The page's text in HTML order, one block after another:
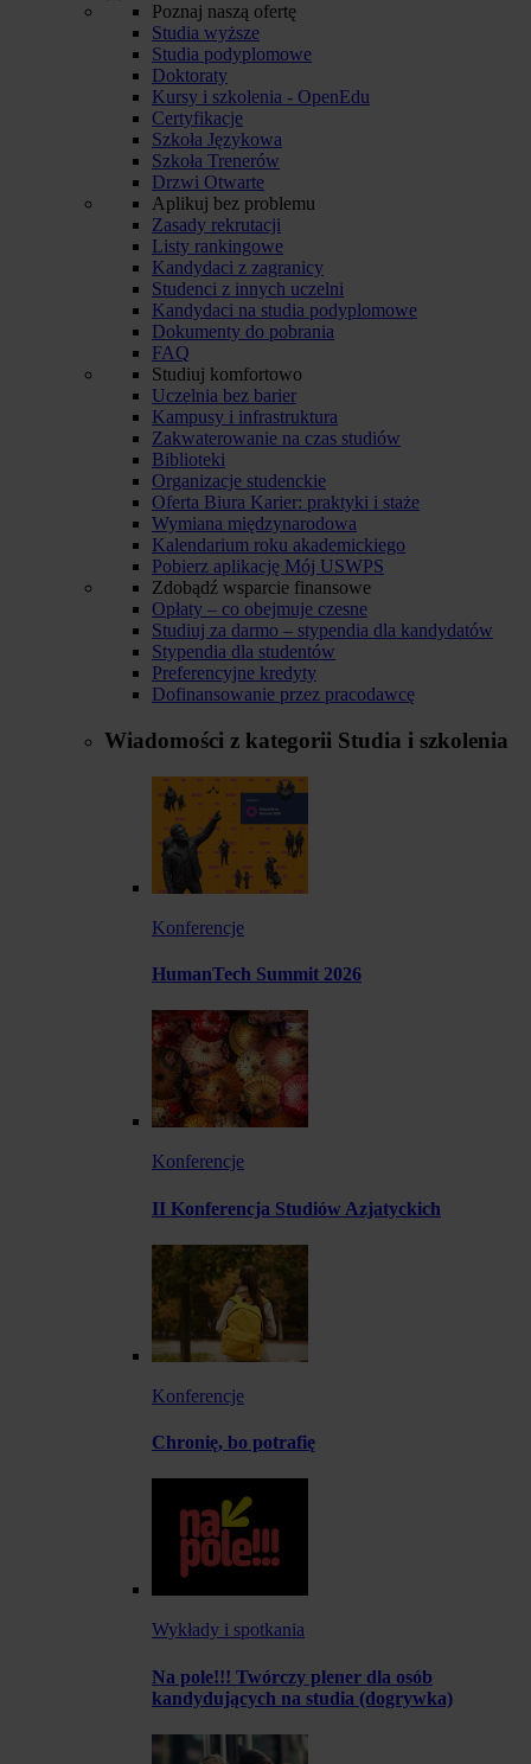
Poznaj naszą ofertę
Studia wyższe
Studia podyplomowe
Doktoraty
Kursy i szkolenia - OpenEdu
Certyfikacje
Szkoła Językowa
Szkoła Trenerów
Drzwi Otwarte
Aplikuj bez problemu
Zasady rekrutacji
Listy rankingowe
Kandydaci z zagranicy
Studenci z innych uczelni
Kandydaci na studia podyplomowe
Dokumenty do pobrania
FAQ
Studiuj komfortowo
Uczelnia bez barier
Kampusy i infrastruktura
Zakwaterowanie na czas studiów
Biblioteki
Organizacje studenckie
Oferta Biura Karier: praktyki i staże
Wymiana międzynarodowa
Kalendarium roku akademickiego
Pobierz aplikację Mój USWPS
Zdobądź wsparcie finansowe
Opłaty – co obejmuje czesne
Studiuj za darmo – stypendia dla kandydatów
Stypendia dla studentów
Preferencyjne kredyty
Dofinansowanie przez pracodawcę
Wiadomości z kategorii Studia i szkolenia
Konferencje
HumanTech Summit 2026
Konferencje
II Konferencja Studiów Azjatyckich
Konferencje
Chronię, bo potrafię
Wykłady i spotkania
Na pole!!! Twórczy plener dla osób
kandydujących na studia (dogrywka)